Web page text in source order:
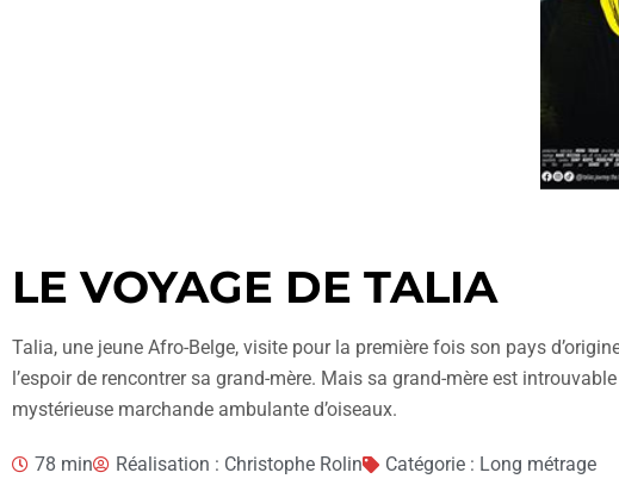
LE VOYAGE DE TALIA
Talia, une jeune Afro-Belge, visite pour la première fois son pays
l’espoir de rencontrer sa grand-mère. Mais sa grand-mère est
mystérieuse marchande ambulante d’oiseaux.
78 min Réalisation : Christophe Rolin Catégorie : Long métrage